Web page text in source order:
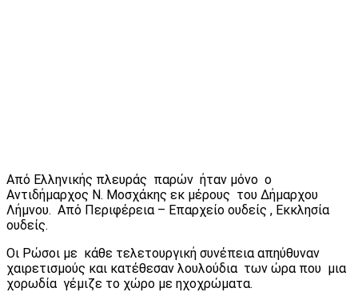
Από Ελληνικής πλευράς παρών ήταν μόνο ο
Αντιδήμαρχος Ν. Μοσχάκης εκ μέρους του Δήμαρχου
Λήμνου. Από Περιφέρεια – Επαρχείο ουδείς , Εκκλησία
ουδείς.
Οι Ρώσοι με κάθε τελετουργική συνέπεια απηύθυναν
χαιρετισμούς και κατέθεσαν λουλούδια των ώρα που μια
χορωδία γέμιζε το χώρο με ηχοχρώματα.